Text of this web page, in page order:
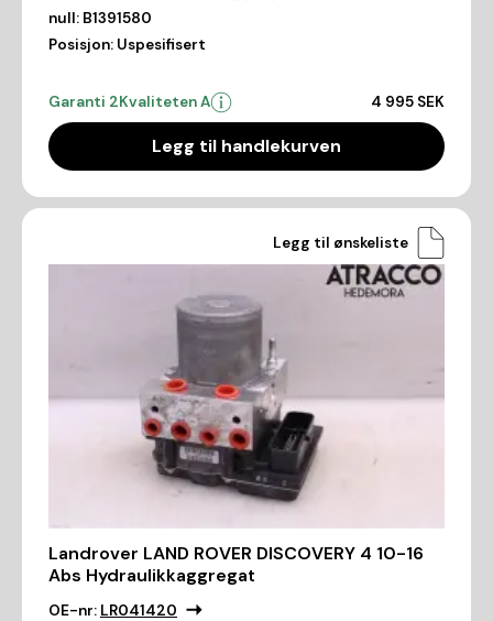
null: B1391580
Posisjon: Uspesifisert
Garanti 2Kvaliteten A 4 995 SEK
Legg til handlekurven
Legg til ønskeliste
Landrover LAND ROVER DISCOVERY 4 10-16
Abs Hydraulikkaggregat
OE-nr: LR041420